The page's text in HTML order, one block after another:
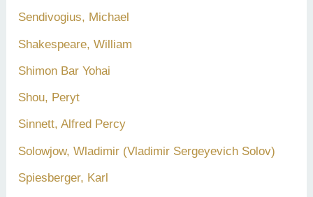
Sendivogius, Michael
Shakespeare, William
Shimon Bar Yohai
Shou, Peryt
Sinnett, Alfred Percy
Solowjow, Wladimir (Vladimir Sergeyevich Solov)
Spiesberger, Karl